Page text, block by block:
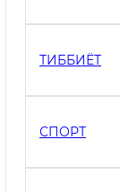
ТИББИЁТ
СПОРТ